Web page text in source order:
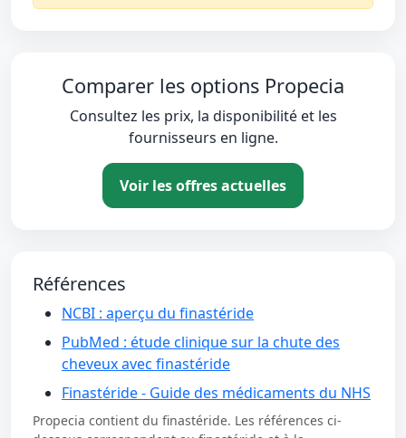
Comparer les options Propecia
Consultez les prix, la disponibilité et les
fournisseurs en ligne.
Voir les offres actuelles
Références
NCBI : aperçu du finastéride
PubMed : étude clinique sur la chute des
cheveux avec finastéride
Finastéride - Guide des médicaments du NHS
Propecia contient du finastéride. Les références ci-